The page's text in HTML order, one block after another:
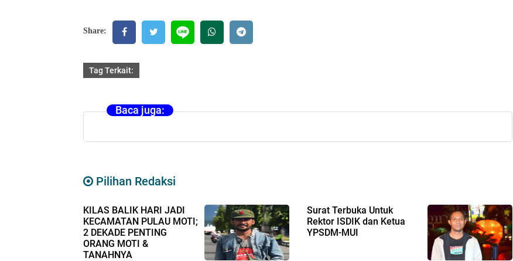
Share:
Tag Terkait:
Baca juga:
Pilihan Redaksi
KILAS BALIK HARI JADI
KECAMATAN PULAU MOTI;
2 DEKADE PENTING
ORANG MOTI &
TANAHNYA
Surat Terbuka Untuk
Rektor ISDIK dan Ketua
YPSDM-MUI